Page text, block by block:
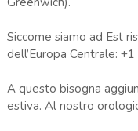
Siccome siamo ad Est
dell’Europa Centrale: +1
A questo bisogna
estiva. Al nostro